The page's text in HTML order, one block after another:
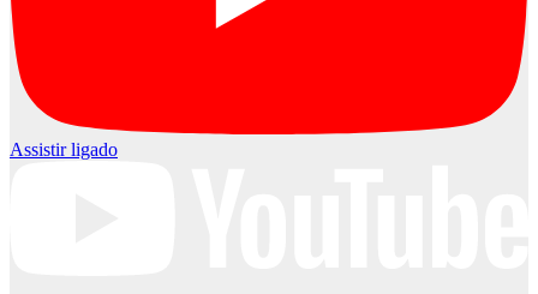
Assistir ligado